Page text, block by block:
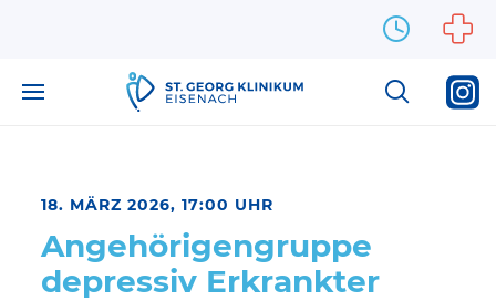
18. MÄRZ 2026, 17:00 UHR
Angehörigengruppe
depressiv Erkrankter